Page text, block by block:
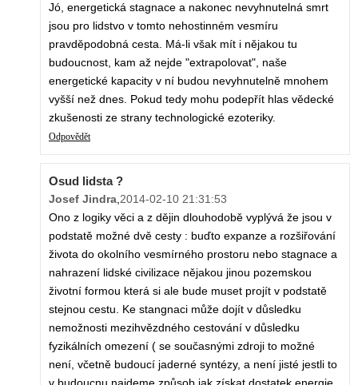
Jó, energetická stagnace a nakonec nevyhnutelná smrt
jsou pro lidstvo v tomto nehostinném vesmíru
pravděpodobná cesta. Má-li však mít i nějakou tu
budoucnost, kam až nejde "extrapolovat", naše
energetické kapacity v ní budou nevyhnutelně mnohem
vyšší než dnes. Pokud tedy mohu podepřít hlas vědecké
zkušenosti ze strany technologické ezoteriky.
Odpovědět
Osud lidsta ?
Josef Jindra,2014-02-10 21:31:53
Ono z logiky věci a z dějin dlouhodobě vyplývá že jsou v
podstatě možné dvě cesty : buďto expanze a rozšiřování
života do okolního vesmírného prostoru nebo stagnace a
nahrazení lidské civilizace nějakou jinou pozemskou
životní formou která si ale bude muset projít v podstatě
stejnou cestu. Ke stangnaci může dojít v důsledku
nemožnosti mezihvězdného cestování v důsledku
fyzikálních omezení ( se současnými zdroji to možné
není, včetně budoucí jaderné syntézy, a není jisté jestli to